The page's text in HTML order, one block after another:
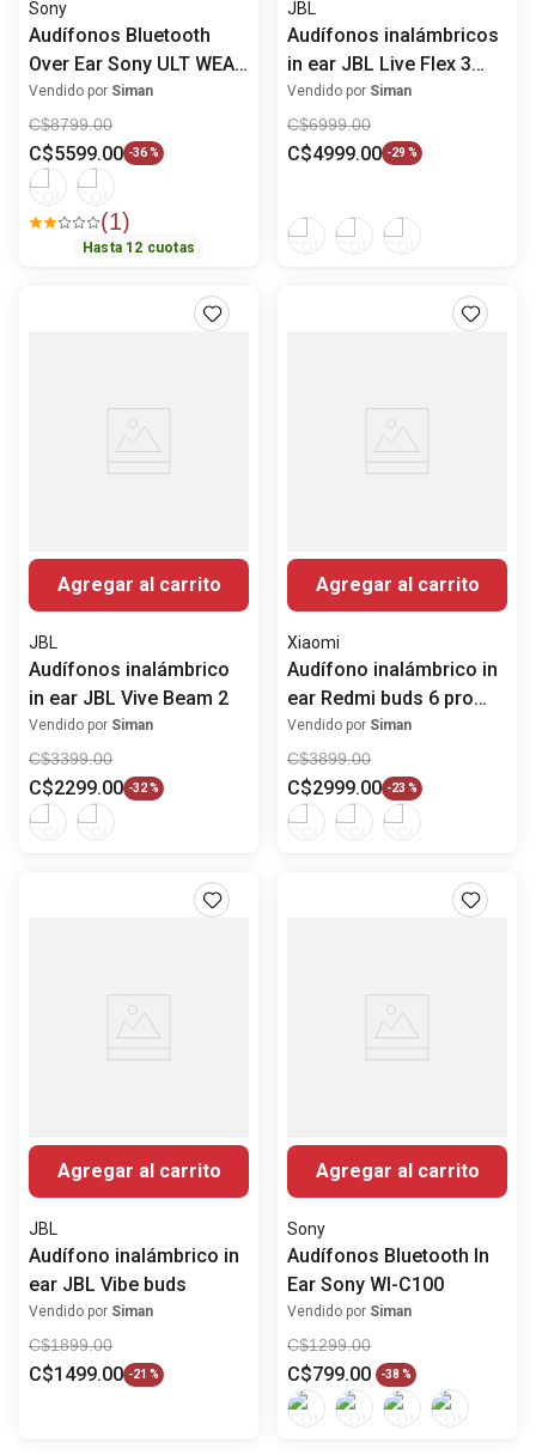
Sony
Audífonos Bluetooth
Over Ear Sony ULT WEAR
WH-ULT900N con Noise
Cancelling
Vendido por Siman
C$8799.00
C$5599.00 -36 %
(1)
Hasta 12 cuotas
JBL
Audífonos inalámbricos
in ear JBL Live Flex 3
con ANC
Vendido por Siman
C$6999.00
C$4999.00 -29 %
Agregar al carrito
JBL
Audífonos inalámbrico
in ear JBL Vive Beam 2
Vendido por Siman
C$3399.00
C$2299.00 -32 %
Agregar al carrito
Xiaomi
Audífono inalámbrico in
ear Redmi buds 6 pro
con ANC
Vendido por Siman
C$3899.00
C$2999.00 -23 %
Agregar al carrito
JBL
Audífono inalámbrico in
ear JBL Vibe buds
Vendido por Siman
C$1899.00
C$1499.00 -21 %
Agregar al carrito
Sony
Audífonos Bluetooth In
Ear Sony WI-C100
Vendido por Siman
C$1299.00
C$799.00 -38 %